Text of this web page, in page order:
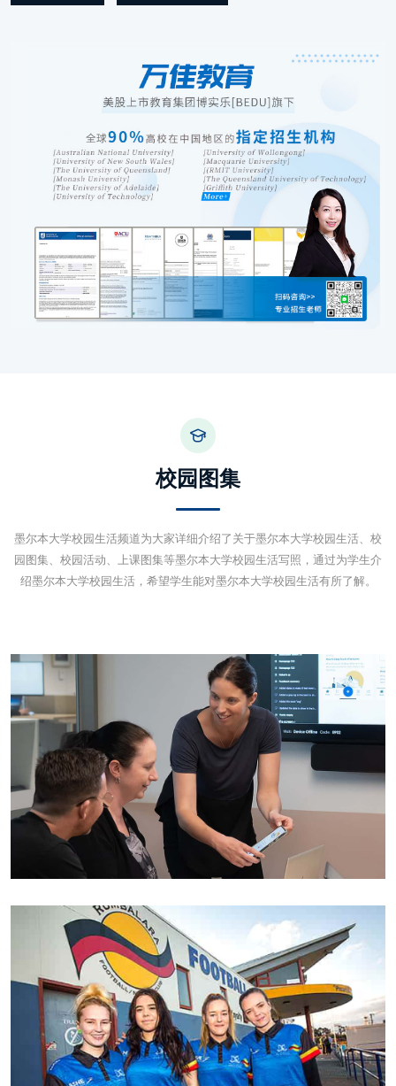
校园图集
墨尔本大学校园生活频道为大家详细介绍了关于墨尔本大学校园生活、校
园图集、校园活动、上课图集等墨尔本大学校园生活写照，通过为学生介
绍墨尔本大学校园生活，希望学生能对墨尔本大学校园生活有所了解。